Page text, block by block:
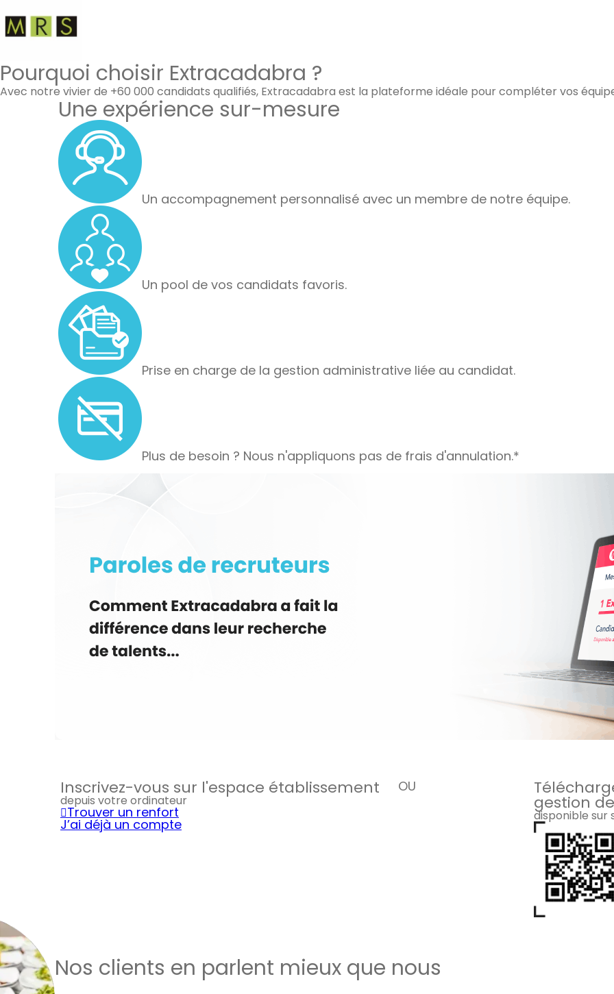
Pourquoi choisir Extracadabra ?
Avec notre vivier de +60 000 candidats qualifiés, Extracadabra est la plateforme idéale pour compléter vos
Une expérience sur-mesure
Un accompagnement personnalisé avec un membre de notre équipe.
Un pool de vos candidats favoris.
Prise en charge de la gestion administrative liée au candidat.
Plus de besoin ? Nous n'appliquons pas de frais d'annulation.*
Inscrivez-vous sur l'espace établissement
depuis votre ordinateur
Trouver un renfort
J’ai déjà un compte
OU
gestion
disponible
Nos clients en parlent mieux que nous